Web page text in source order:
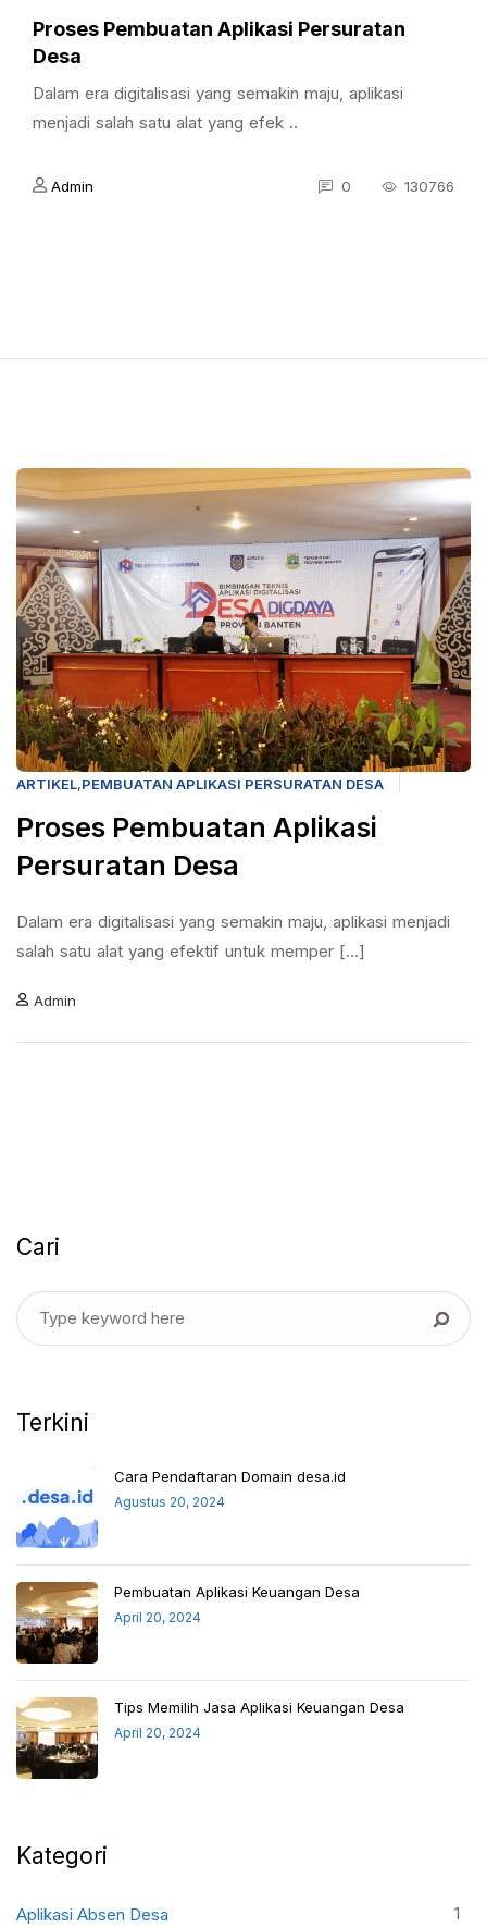
Proses Pembuatan Aplikasi Persuratan
Desa
Dalam era digitalisasi yang semakin maju, aplikasi
menjadi salah satu alat yang efek ..
Admin 0 130766
ARTIKEL,PEMBUATAN APLIKASI PERSURATAN DESA
Proses Pembuatan Aplikasi
Persuratan Desa
Dalam era digitalisasi yang semakin maju, aplikasi menjadi
salah satu alat yang efektif untuk memper [...]
Admin
Cari
Terkini
Cara Pendaftaran Domain desa.id
Agustus 20, 2024
Pembuatan Aplikasi Keuangan Desa
April 20, 2024
Tips Memilih Jasa Aplikasi Keuangan Desa
April 20, 2024
Kategori
Aplikasi Absen Desa 1